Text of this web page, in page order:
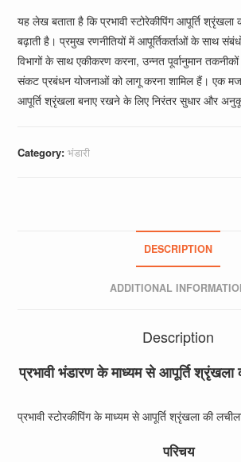
यह लेख बताता है कि प्रभावी स्टोरेकीपिंग आपूर्ति
बढ़ाती है। प्रमुख रणनीतियों में आपूर्तिकर्ताओं के साथ
विभागों के साथ एकीकरण करना, उन्नत पूर्वानुमान
संकट प्रबंधन योजनाओं को लागू करना शामिल हैं। एक
आपूर्ति श्रृंखला बनाए रखने के लिए निरंतर सुधार और
Category:भंडारी
DESCRIPTION
ADDITIONAL
Description
प्रभावी भंडारण के माध्यम से आपूर्ति श्रृंखला
प्रभावी स्टोरकीपिंग के माध्यम से आपूर्ति श्रृंखला की
परिचय